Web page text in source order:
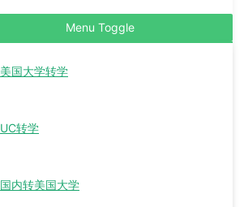
Menu Toggle
美国大学转学
UC转学
国内转美国大学